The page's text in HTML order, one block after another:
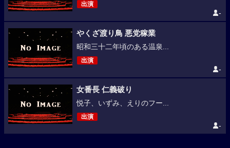
出演
-
やくざ渡り鳥 悪党稼業
昭和三十二年頃のある温泉...
出演
-
女番長 仁義破り
悦子、いずみ、えりのフー...
出演
-